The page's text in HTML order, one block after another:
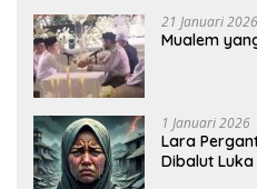
21 Januari 2026
Mualem
1 Januari 2026
Lara
Dibalut Luka